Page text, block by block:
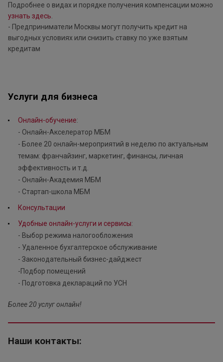
Подробнее о видах и порядке получения компенсации можно
узнать здесь
- Предприниматели Москвы могут получить кредит на
выгодных условиях или снизить ставку по уже взятым
кредитам
Услуги для бизнеса
Онлайн-обучение:
- Онлайн-Акселератор МБМ
- Более 20 онлайн-мероприятий в неделю по актуальным
темам: франчайзинг, маркетинг, финансы, личная
эффективность и т.д.
- Онлайн-Академия МБМ
- Стартап-школа МБМ
Консультации
Удобные онлайн-услуги и сервисы:
- Выбор режима налогообложения
- Удаленное бухгалтерское обслуживание
- Законодательный бизнес-дайджест
-Подбор помещений
- Подготовка деклараций по УСН
Более 20 услуг онлайн!
Наши контакты: